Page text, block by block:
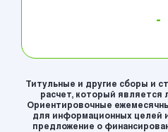
-
Титульные и другие сборы и
расчет, который является
Ориентировочные
для информационных целей
предложение о